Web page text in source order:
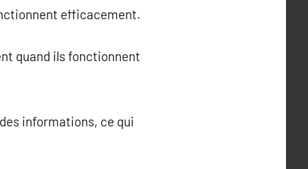
efficacement.
quand ils fonctionnent
informations, ce qui